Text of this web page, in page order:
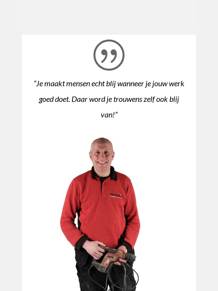
“Je maakt mensen echt blij wanneer je jouw werk
goed doet. Daar word je trouwens zelf ook blij
van!”